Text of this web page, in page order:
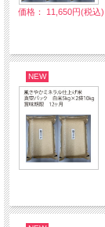
価格： 11,650円(税込)
NEW